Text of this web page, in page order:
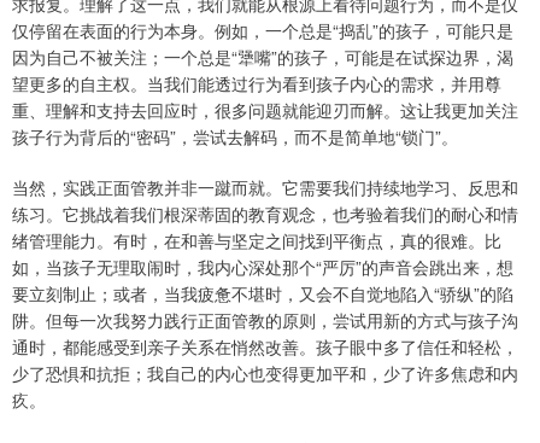
仅停留在表面的行为本身。例如，一个总是“捣乱”的孩子，可能只是
因为自己不被关注；一个总是“犟嘴”的孩子，可能是在试探边界，渴
望更多的自主权。当我们能透过行为看到孩子内心的需求，并用尊
重、理解和支持去回应时，很多问题就能迎刃而解。这让我更加关注
孩子行为背后的“密码”，尝试去解码，而不是简单地“锁门”。
当然，实践正面管教并非一蹴而就。它需要我们持续地学习、反思和
练习。它挑战着我们根深蒂固的教育观念，也考验着我们的耐心和情
绪管理能力。有时，在和善与坚定之间找到平衡点，真的很难。比
如，当孩子无理取闹时，我内心深处那个“严厉”的声音会跳出来，想
要立刻制止；或者，当我疲惫不堪时，又会不自觉地陷入“骄纵”的陷
阱。但每一次我努力践行正面管教的原则，尝试用新的方式与孩子沟
通时，都能感受到亲子关系在悄然改善。孩子眼中多了信任和轻松，
少了恐惧和抗拒；我自己的内心也变得更加平和，少了许多焦虑和内
疚。